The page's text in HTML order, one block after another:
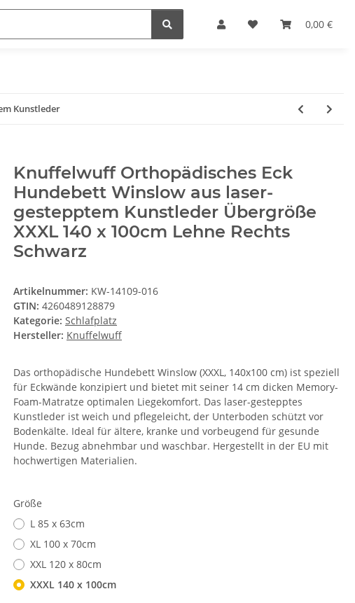
0,00 €
Kunstleder
Knuffelwuff Orthopädisches Eck
Hundebett Winslow aus laser-
gestepptem Kunstleder Übergröße
XXXL 140 x 100cm Lehne Rechts
Schwarz
Artikelnummer: KW-14109-016
GTIN: 4260489128879
Kategorie: Schlafplatz
Hersteller: Knuffelwuff
Das orthopädische Hundebett Winslow (XXXL, 140x100 cm) ist speziell
für Eckwände konzipiert und bietet mit seiner 14 cm dicken Memory-
Foam-Matratze optimalen Liegekomfort. Das laser-gestepptes
Kunstleder ist weich und pflegeleicht, der Unterboden schützt vor
Bodenkälte. Ideal für ältere, kranke und vorbeugend für gesunde
Hunde. Bezug abnehmbar und waschbar. Hergestellt in der EU mit
hochwertigen Materialien.
Größe
L 85 x 63cm
XL 100 x 70cm
XXL 120 x 80cm
XXXL 140 x 100cm